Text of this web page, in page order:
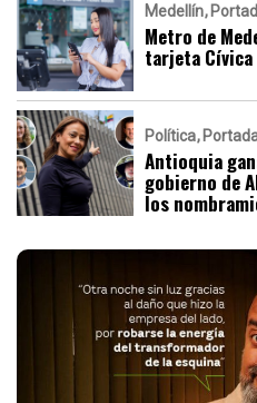
Medellín
Metro de
tarjeta Cívica
Política
Antioquia
gobierno de
los